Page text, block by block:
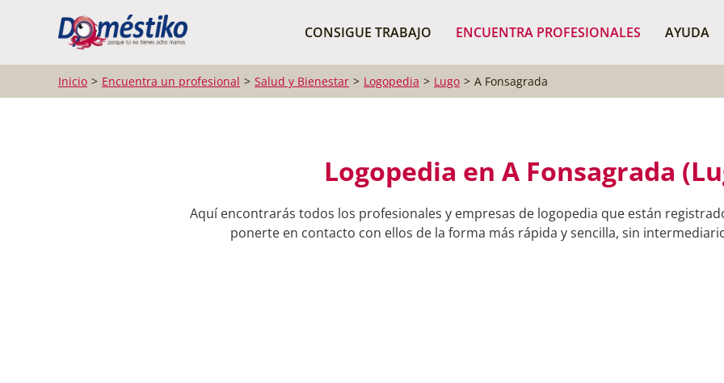
CONSIGUE TRABAJO ENCUENTRA PROFESIONALES AYUDA
BUSCAR
Inicio Encuentra un profesional Salud y Bienestar Logopedia Lugo A Fonsagrada
Logopedia en A Fonsagrada
Aquí encontrarás todos los profesionales y empresas de logopedia que están
ponerte en contacto con ellos de la forma más rápida y sencilla, sin